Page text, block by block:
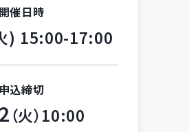
開催日時
) 15:00-17:00
申込締切
（火）10:00